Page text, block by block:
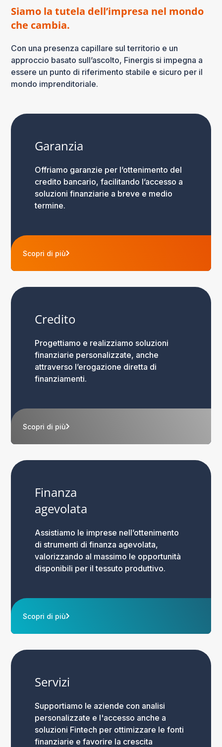
Siamo la tutela dell’impresa nel mondo
che cambia.
Con una presenza capillare sul territorio e un
approccio basato sull’ascolto, Finergis si impegna a
essere un punto di riferimento stabile e sicuro per il
mondo imprenditoriale.
Garanzia
Offriamo garanzie per l’ottenimento del
credito bancario, facilitando l’accesso a
soluzioni finanziarie a breve e medio
termine.
Scopri di più
Credito
Progettiamo e realizziamo soluzioni
finanziarie personalizzate, anche
attraverso l’erogazione diretta di
finanziamenti.
Scopri di più
Finanza
agevolata
Assistiamo le imprese nell’ottenimento
di strumenti di finanza agevolata,
valorizzando al massimo le opportunità
disponibili per il tessuto produttivo.
Scopri di più
Servizi
Supportiamo le aziende con analisi
personalizzate e l'accesso anche a
soluzioni Fintech per ottimizzare le fonti
finanziarie e favorire la crescita